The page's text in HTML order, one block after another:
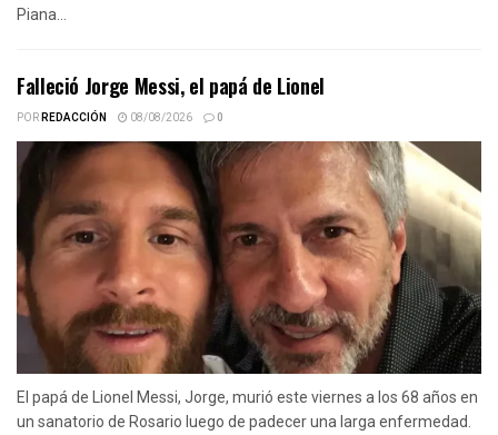
Piana...
Falleció Jorge Messi, el papá de Lionel
PORREDACCIÓN 08/08/2026 0
El papá de Lionel Messi, Jorge, murió este viernes a los 68 años en
un sanatorio de Rosario luego de padecer una larga enfermedad.